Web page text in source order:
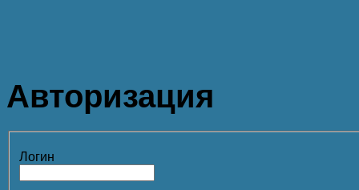
Авторизация
Логин